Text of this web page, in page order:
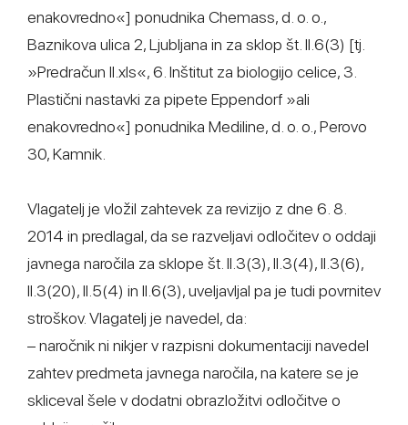
enakovredno«] ponudnika Chemass, d. o. o.,
Baznikova ulica 2, Ljubljana in za sklop št. II.6(3) [tj.
»Predračun II.xls«, 6. Inštitut za biologijo celice, 3.
Plastični nastavki za pipete Eppendorf »ali
enakovredno«] ponudnika Mediline, d. o. o., Perovo
30, Kamnik.
Vlagatelj je vložil zahtevek za revizijo z dne 6. 8.
2014 in predlagal, da se razveljavi odločitev o oddaji
javnega naročila za sklope št. II.3(3), II.3(4), II.3(6),
II.3(20), II.5(4) in II.6(3), uveljavljal pa je tudi povrnitev
stroškov. Vlagatelj je navedel, da:
– naročnik ni nikjer v razpisni dokumentaciji navedel
zahtev predmeta javnega naročila, na katere se je
skliceval šele v dodatni obrazložitvi odločitve o